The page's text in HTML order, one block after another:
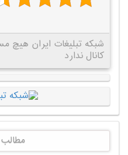
شبکه تبلیغات ایران هیچ
کانال ندارد